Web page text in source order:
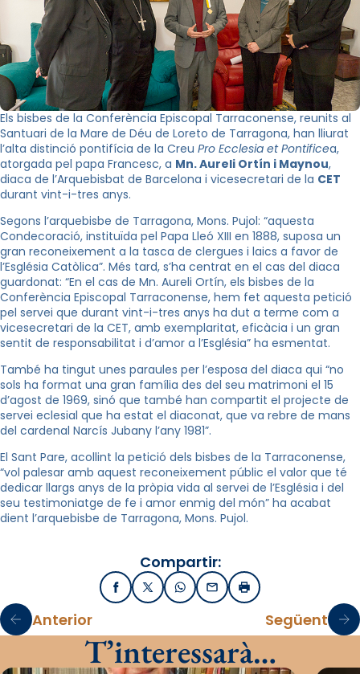
Els bisbes de la Conferència Episcopal Tarraconense, reunits al
Santuari de la Mare de Déu de Loreto de Tarragona, han lliurat
l’alta distinció pontifícia de la Creu Pro Ecclesia et Pontificea,
atorgada pel papa Francesc, a Mn. Aureli Ortín i Maynou,
diaca de l’Arquebisbat de Barcelona i vicesecretari de la CET
durant vint-i-tres anys.
Segons l’arquebisbe de Tarragona, Mons. Pujol: “aquesta
Condecoració, instituïda pel Papa Lleó XIII en 1888, suposa un
gran reconeixement a la tasca de clergues i laics a favor de
l’Església Catòlica”. Més tard, s’ha centrat en el cas del diaca
guardonat: “En el cas de Mn. Aureli Ortín, els bisbes de la
Conferència Episcopal Tarraconense, hem fet aquesta petició
pel servei que durant vint-i-tres anys ha dut a terme com a
vicesecretari de la CET, amb exemplaritat, eficàcia i un gran
sentit de responsabilitat i d’amor a l’Església” ha esmentat.
També ha tingut unes paraules per l’esposa del diaca qui “no
sols ha format una gran família des del seu matrimoni el 15
d’agost de 1969, sinó que també han compartit el projecte de
servei eclesial que ha estat el diaconat, que va rebre de mans
del cardenal Narcís Jubany l’any 1981”.
El Sant Pare, acollint la petició dels bisbes de la Tarraconense,
“vol palesar amb aquest reconeixement públic el valor que té
dedicar llargs anys de la pròpia vida al servei de l’Església i del
seu testimoniatge de fe i amor enmig del món” ha acabat
dient l’arquebisbe de Tarragona, Mons. Pujol.
Compartir:
FacebookX / TwitterWhatsApp
EmailImprimir
Anterior Següent
T’interessarà…